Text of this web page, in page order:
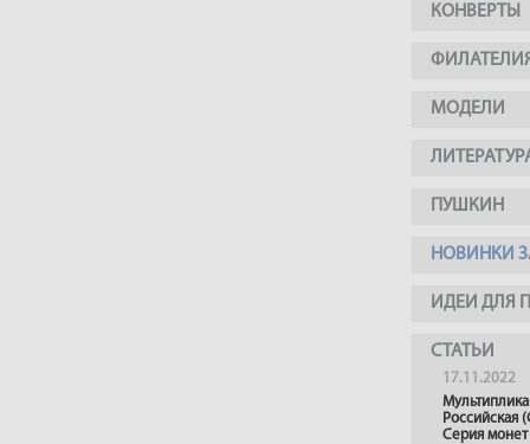
КОНВЕРТЫ
МОДЕЛИ
ПУШКИН
НОВИНКИ
ИДЕИ ДЛЯ
СТАТЬИ
17.11.2022
Российская
Серия монет